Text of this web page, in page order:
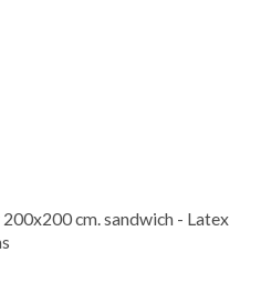
cm. sandwich - Latex